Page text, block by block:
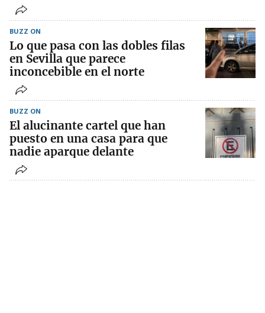
BUZZ ON
Lo que pasa con las dobles filas
en Sevilla que parece
inconcebible en el norte
BUZZ ON
El alucinante cartel que han
puesto en una casa para que
nadie aparque delante